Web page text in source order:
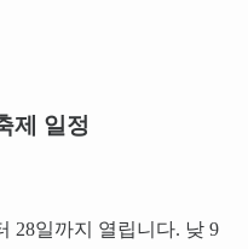
제 일정
28일까지 열립니다. 낮 9